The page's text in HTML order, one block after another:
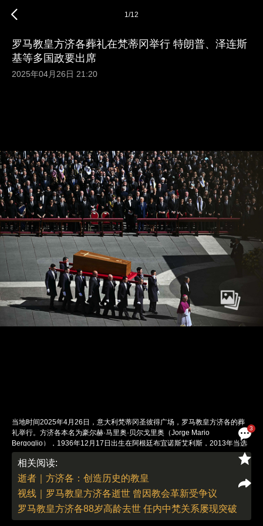
3
1/12
罗马教皇方济各葬礼在梵蒂冈举行 特朗普、泽连斯
基等多国政要出席
2025年04月26日 21:20
当地时间2025年4月26日，意大利梵蒂冈圣彼得广场，罗马教皇方济各的葬
礼举行。方济各本名为豪尔赫·马里奥·贝尔戈里奥（Jorge Mario
Bergoglio），1936年12月17日出生在阿根廷布宜诺斯艾利斯，2013年当选
为第266任罗马教皇，是1300年来首位出身于拉丁美洲的教皇。4月21日，方
济各因中风、昏迷及不可逆的心脏衰竭逝世，享年88岁。图： Mandel
NGAN/视觉中国
责任编辑：翁倩 | 版面编辑：翁倩
相关阅读:
逝者｜方济各：创造历史的教皇
视线｜罗马教皇方济各逝世 曾因教会革新受争议
罗马教皇方济各88岁高龄去世 任内中梵关系屡现突破